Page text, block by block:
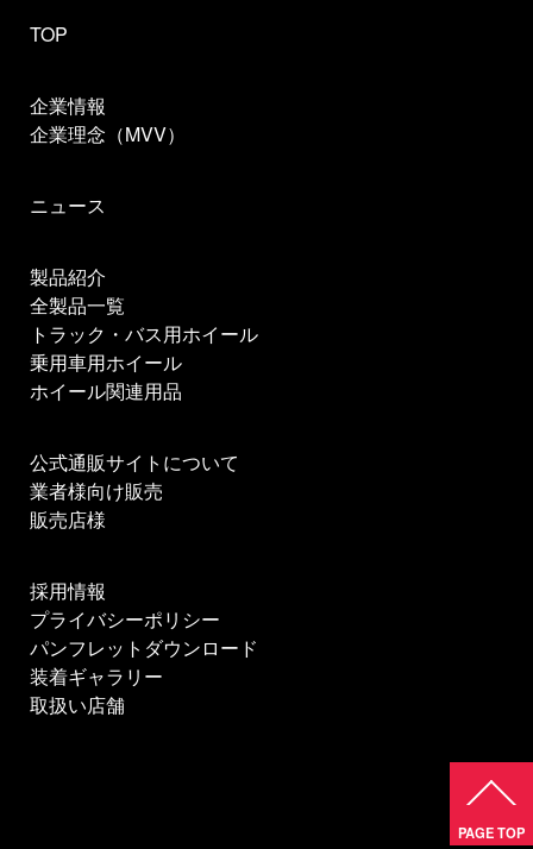
TOP
企業情報
企業理念（MVV）
ニュース
製品紹介
全製品一覧
トラック・バス用ホイール
乗用車用ホイール
ホイール関連用品
公式通販サイトについて
業者様向け販売
販売店様
採用情報
プライバシーポリシー
パンフレットダウンロード
装着ギャラリー
取扱い店舗
PAGE TOP